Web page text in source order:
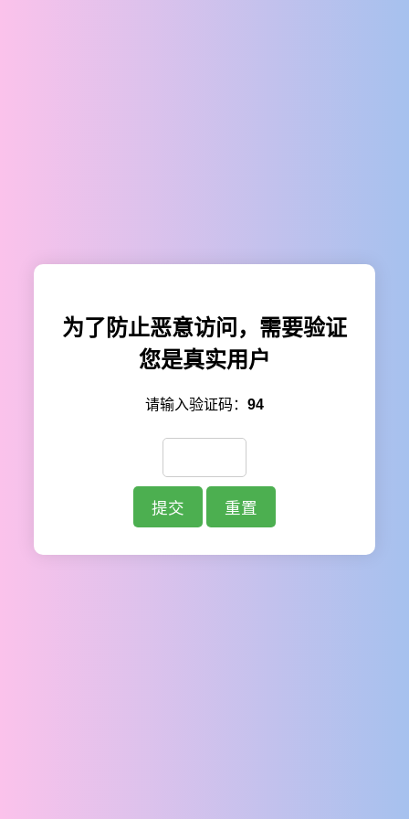
为了防止恶意访问，需要验证
您是真实用户
请输入验证码： 94
提交 重置